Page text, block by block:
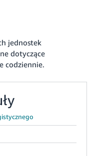
jednostek
dotyczące
codziennie.